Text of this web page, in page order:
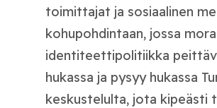
toimittajat ja sosiaalinen
kohupohdintaan, jossa
identiteettipolitiikka
hukassa ja pysyy hukassa
keskustelulta, jota kipeästi